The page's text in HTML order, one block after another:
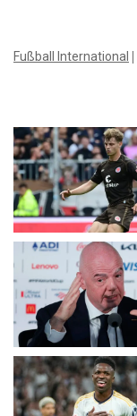
Fußball International